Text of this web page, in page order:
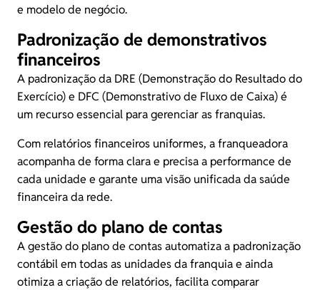
e modelo de negócio.
Padronização de demonstrativos
financeiros
A padronização da DRE (Demonstração do Resultado do
Exercício) e DFC (Demonstrativo de Fluxo de Caixa) é
um recurso essencial para gerenciar as franquias.
Com relatórios financeiros uniformes, a franqueadora
acompanha de forma clara e precisa a performance de
cada unidade e garante uma visão unificada da saúde
financeira da rede.
Gestão do plano de contas
A gestão do plano de contas automatiza a padronização
contábil em todas as unidades da franquia e ainda
otimiza a criação de relatórios, facilita comparar